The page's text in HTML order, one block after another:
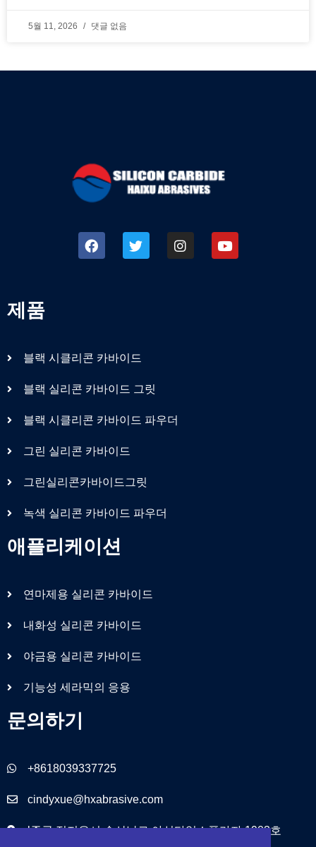
5월 11, 2026 댓글 없음
제품
블랙 시클리콘 카바이드
블랙 실리콘 카바이드 그릿
블랙 시클리콘 카바이드 파우더
그린 실리콘 카바이드
그린실리콘카바이드그릿
녹색 실리콘 카바이드 파우더
애플리케이션
연마제용 실리콘 카바이드
내화성 실리콘 카바이드
야금용 실리콘 카바이드
기능성 세라믹의 응용
문의하기
+8618039337725
cindyxue@hxabrasive.com
l중국 정저우시 송산남로 야싱타임스플라자 1903호